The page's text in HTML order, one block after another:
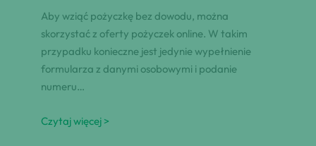
Aby wziąć pożyczkę bez dowodu, można
skorzystać z oferty pożyczek online. W takim
przypadku konieczne jest jedynie wypełnienie
formularza z danymi osobowymi i podanie
numeru…
Czytaj więcej >